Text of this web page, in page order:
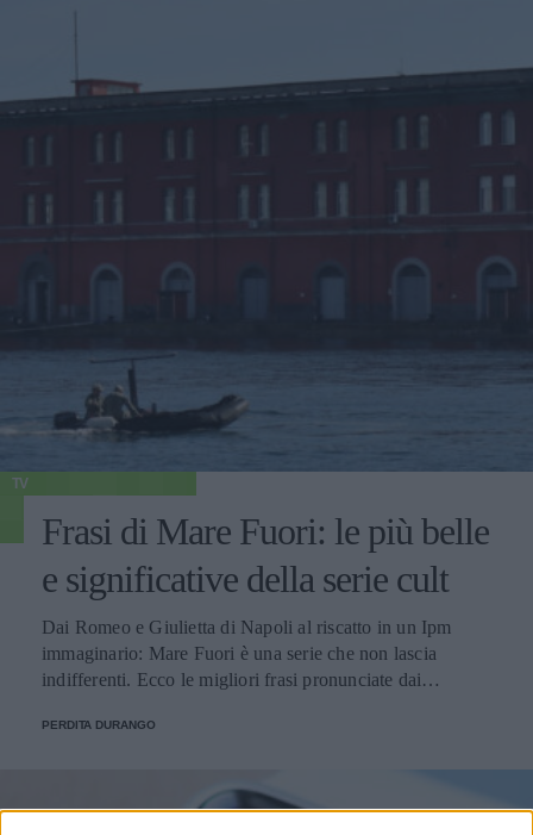
TV
Frasi di Mare Fuori: le più belle
e significative della serie cult
Dai Romeo e Giulietta di Napoli al riscatto in un Ipm
immaginario: Mare Fuori è una serie che non lascia
indifferenti. Ecco le migliori frasi pronunciate dai
PERDITA DURANGO